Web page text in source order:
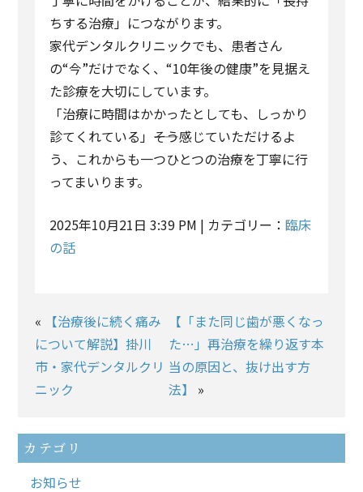
ちする治療」につながります。
家代デンタルクリニックでも、患者さん
の“今”だけでなく、“10年後の健康”を見据え
た診療を大切にしています。
「治療に時間はかかったとしても、しっかり
診てくれている」――そう感じていただけるよ
う、これからも一つひとつの治療を丁寧に行
ってまいります。
2025年10月21日 3:39 PM | カテゴリー： 臨床
の話
«
【治療後に続く痛み
について解説】掛川
市・家代デンタルクリ
ニック
【「また同じ歯が悪くなっ
た…」再治療を繰り返す本
当の原因と、抜け出す方
法】
»
カテゴリ
お知らせ